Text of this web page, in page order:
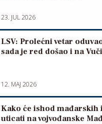
23. JUL 2026
LSV: Prolećni vetar
sada je red došao i na
12. MAJ 2026
Kako će ishod mađarskih
uticati na vojvođanske